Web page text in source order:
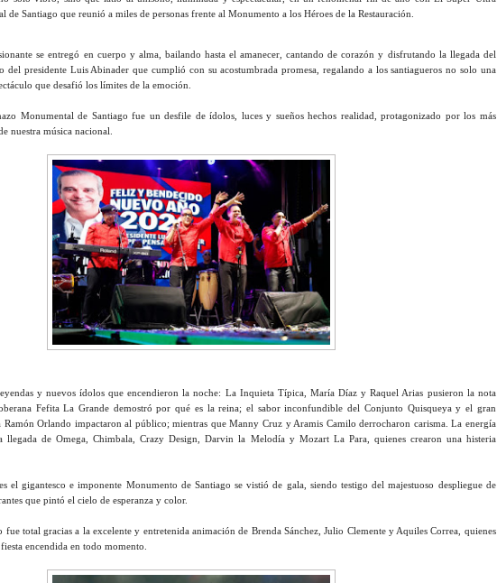
de Santiago que reunió a miles de personas frente al Monumento a los Héroes de la Restauración.
se entregó en cuerpo y alma, bailando hasta el amanecer, cantando de corazón y disfrutando la llegada del
del presidente Luis Abinader que cumplió con su acostumbrada promesa, regalando a los santiagueros no solo una
que desafió los límites de la emoción.
Monumental de Santiago fue un desfile de ídolos, luces y sueños hechos realidad, protagonizado por los más
nuestra música nacional.
y nuevos ídolos que encendieron la noche: La Inquieta Típica, María Díaz y Raquel Arias pusieron la nota
Fefita La Grande demostró por qué es la reina; el sabor inconfundible del Conjunto Quisqueya y el gran
Ramón Orlando impactaron al público; mientras que Manny Cruz y Aramis Camilo derrocharon carisma. La energía
llegada de Omega, Chimbala, Crazy Design, Darvin la Melodía y Mozart La Para, quienes crearon una histeria
el gigantesco e imponente Monumento de Santiago se vistió de gala, siendo testigo del majestuoso despliegue de
que pintó el cielo de esperanza y color.
total gracias a la excelente y entretenida animación de Brenda Sánchez, Julio Clemente y Aquiles Correa, quienes
encendida en todo momento.